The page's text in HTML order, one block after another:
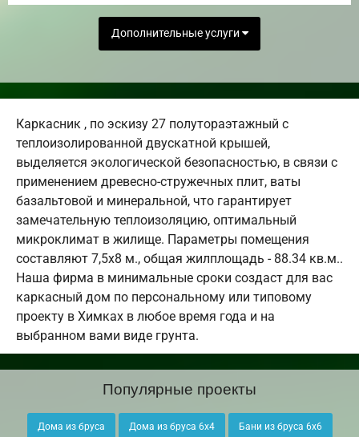
Дополнительные услуги
Каркасник , по эскизу 27 полутораэтажный с
теплоизолированной двускатной крышей,
выделяется экологической безопасностью, в связи с
применением древесно-стружечных плит, ваты
базальтовой и минеральной, что гарантирует
замечательную теплоизоляцию, оптимальный
микроклимат в жилище. Параметры помещения
составляют 7,5х8 м., общая жилплощадь - 88.34 кв.м..
Наша фирма в минимальные сроки создаст для вас
каркасный дом по персональному или типовому
проекту в Химках в любое время года и на
выбранном вами виде грунта.
Популярные проекты
Дома из бруса Дома из бруса 6х4 Бани из бруса 6х6